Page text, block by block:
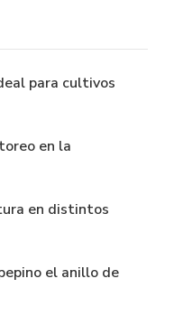
para cultivos
en la
en distintos
el anillo de